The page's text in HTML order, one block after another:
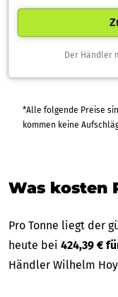
Der Händler
*Alle folgende Preise sind
Was kosten
Pro Tonne liegt der
heute bei 424,39 €
Händler Wilhelm